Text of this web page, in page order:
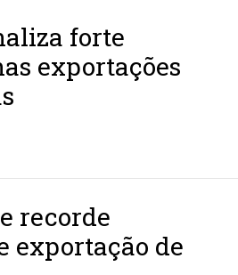
forte
exportações
recorde
exportação de